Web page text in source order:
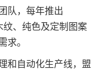
队，每年推出
、纯色及定制图案
求。
和自动化生产线，盟